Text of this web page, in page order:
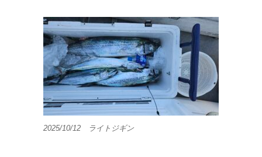
2025/10/12 ライトジギン